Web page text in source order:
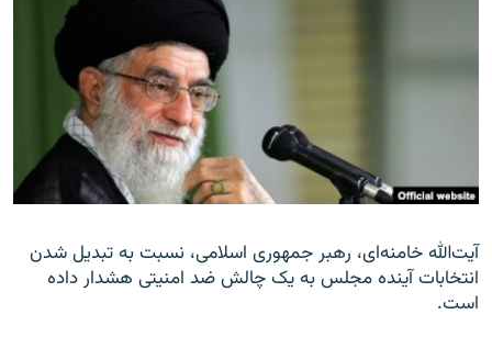
زبان‌های دیگر
آیت‌الله خامنه‌ای، رهبر جمهوری اسلامی، نسبت به تبدیل شدن
انتخابات آینده مجلس به یک چالش ضد امنیتی هشدار داده
است.